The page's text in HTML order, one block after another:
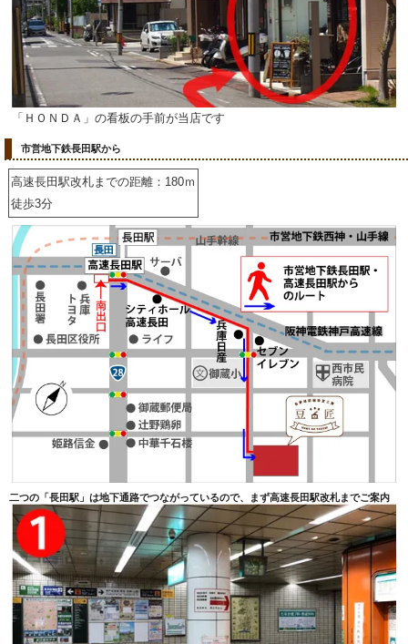
「ＨＯＮＤＡ」の看板の手前が当店です
市営地下鉄長田駅から
高速長田駅改札までの距離：180ｍ
徒歩3分
二つの「長田駅」は地下通路でつながっているので、まず高速長田駅改札までご案内